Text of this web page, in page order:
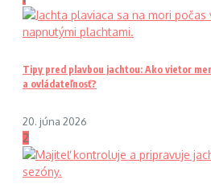
Tipy pred plavbou jachtou: Ako vietor
a ovládateľnosť?
20. júna 2026
2